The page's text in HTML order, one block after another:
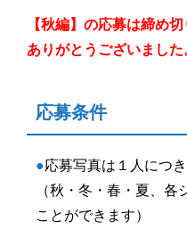
【秋編】の応募は締め
ありがとうございました
応募条件
●応募写真は１人につ
（秋・冬・春・夏、
ことができます）